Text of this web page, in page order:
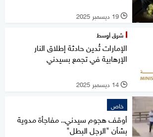
l 19 ديسمبر 2025
شرق أوسط
الإمارات تُدين حادثة إطلاق النار
الإرهابية في تجمع بسيدني
l 14 ديسمبر 2025
خاص
أوقف هجوم سيدني.. مفاجأة مدوية
بشأن "الرجل البطل"